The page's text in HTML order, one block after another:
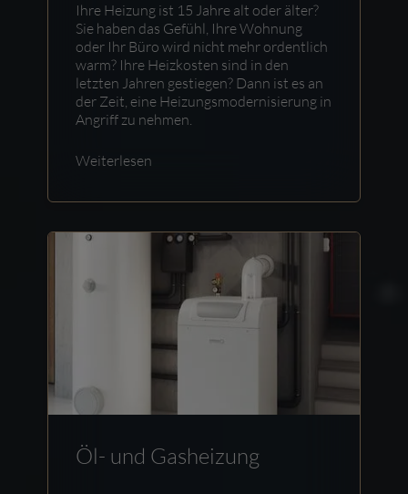
Ihre Heizung ist 15 Jahre alt oder älter?
Sie haben das Gefühl, Ihre Wohnung
oder Ihr Büro wird nicht mehr ordentlich
warm? Ihre Heizkosten sind in den
letzten Jahren gestiegen? Dann ist es an
der Zeit, eine Heizungsmodernisierung in
Angriff zu nehmen.
Weiterlesen
Öl- und Gasheizung